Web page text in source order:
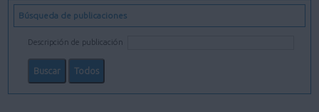
INFORMACIÓN MUNICIPAL
Búsqueda de publicaciones
Descripción de publicación